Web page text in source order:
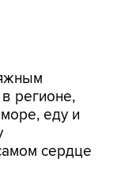
регионе,
еду и
сердце